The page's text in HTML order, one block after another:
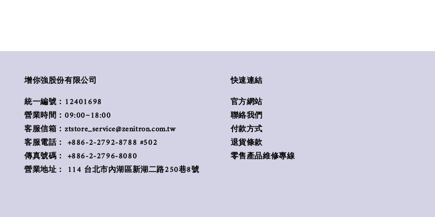
增你強股份有限公司
統一編號：12401698
營業時間：09:00~18:00
客服信箱：ztstore_service@zenitron.com.tw
客服電話： +886-2-2792-8788 #502
傳真號碼： +886-2-2796-8080
營業地址： 114 台北市內湖區新湖二路250巷8號
快速連結
官方網站
聯絡我們
付款方式
退貨條款
零售產品維修專線